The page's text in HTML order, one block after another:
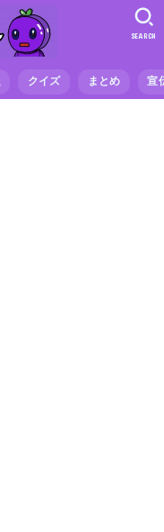
クイズ まとめ 宣
SEARCH